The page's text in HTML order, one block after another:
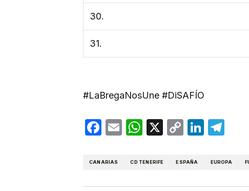
30.
31.
#LaBregaNosUne #DiSAFÍO
Facebook
EmailWhatsApp
X
Copy
CANARIAS CD TENERIFE ESPAÑA EUROPA